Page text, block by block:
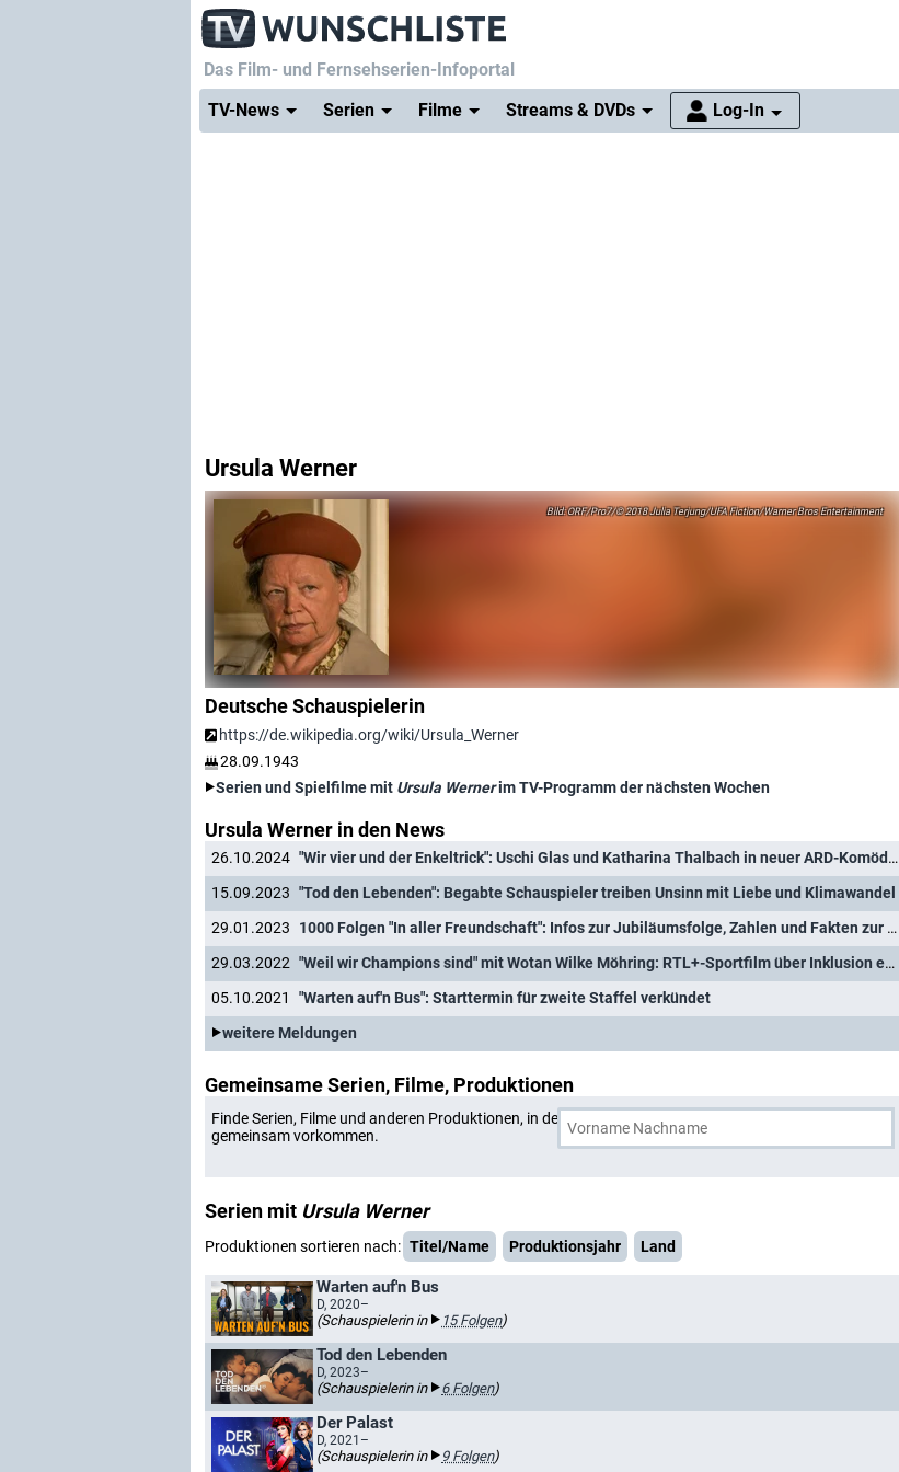
Das Film- und Fernsehserien-Infoportal
TV-News
Serien Filme Streams & DVDs Log-In
Ursula Werner
ORF/Pro7/© 2018 Julia Terjung/UFA Fiction/Warner Bros Entertainment
Deutsche Schauspielerin
https://de.wikipedia.org/wiki/Ursula_Werner
28.09.1943
Serien und Spielfilme mit Ursula Wernerim TV-Programm der nächsten Wochen
Ursula Werner in den News
26.10.2024
"Wir vier und der Enkeltrick": Uschi Glas und Katharina Thalbach in neuer ARD-Komödie
15.09.2023 "Tod den Lebenden": Begabte Schauspieler treiben Unsinn mit Liebe und Klimawandel
29.01.2023
1000 Folgen "In aller Freundschaft": Infos zur Jubiläumsfolge, Zahlen und Fakten zur Erfolgsgeschichte
29.03.2022
"Weil wir Champions sind" mit Wotan Wilke Möhring: RTL+-Sportfilm über Inklusion erhält Starttermin
05.10.2021
"Warten auf'n Bus": Starttermin für zweite Staffel verkündet
weitere Meldungen
Gemeinsame Serien, Filme, Produktionen
Finde Serien, Filme und anderen Produktionen, in denen Ursula Werner
gemeinsam vorkommen.
Serien mit Ursula Werner
Produktionen sortieren nach: Titel/Name Produktionsjahr Land
Warten auf'n Bus
D, 2020–
(Schauspielerin in 15 Folgen)
Tod den Lebenden
D, 2023–
(Schauspielerin in 6 Folgen)
Der Palast
D, 2021–
(Schauspielerin in 9 Folgen)